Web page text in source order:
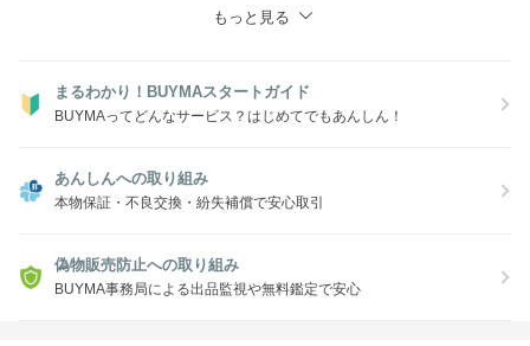
もっと見る
まるわかり！BUYMAスタートガイド
BUYMAってどんなサービス？はじめてでもあんしん！
あんしんへの取り組み
本物保証・不良交換・紛失補償で安心取引
偽物販売防止への取り組み
BUYMA事務局による出品監視や無料鑑定で安心